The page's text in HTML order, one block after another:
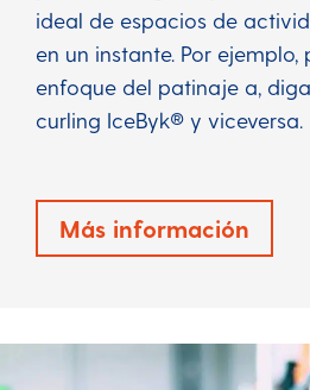
ideal de espacios de
en un instante. Por
enfoque del patinaje a,
curling IceByk® y viceversa.
Más información